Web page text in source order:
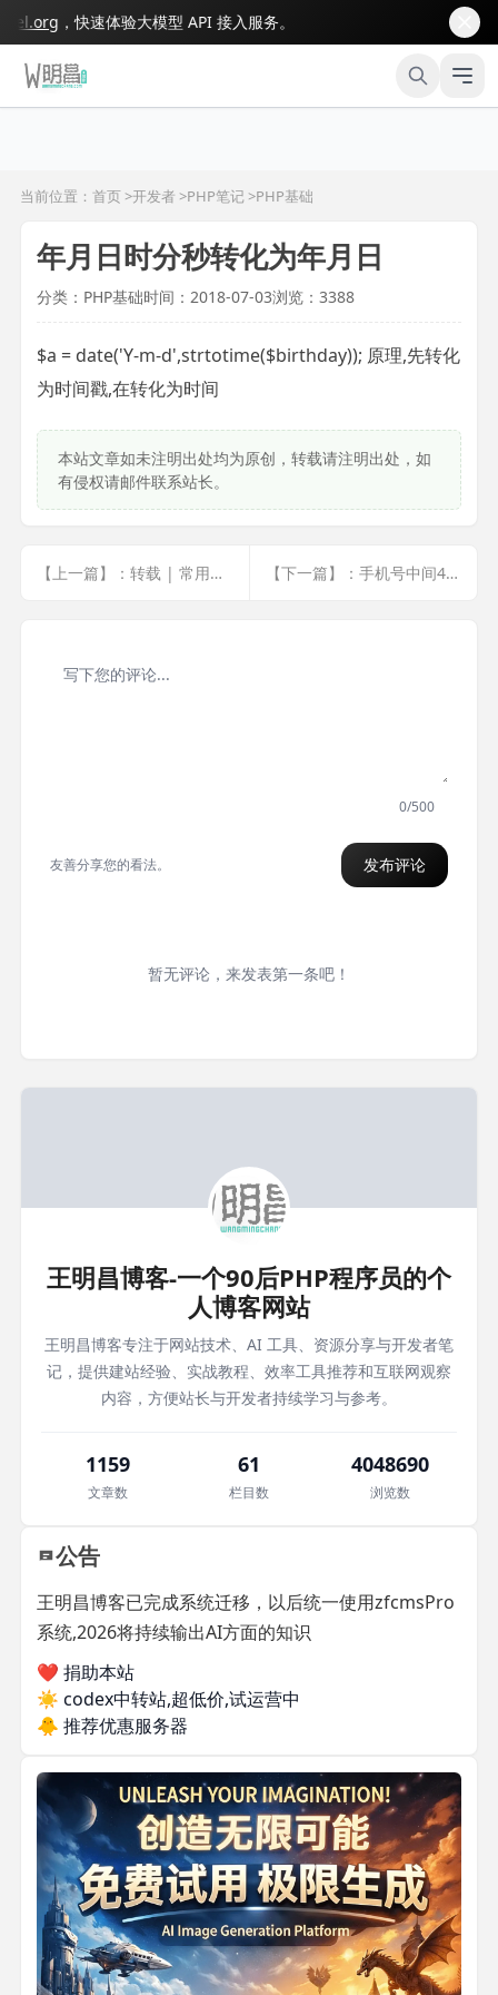
，快速体验大模型 API 接入服务。
当前位置：首页 >开发者 >PHP笔记>PHP基础
年月日时分秒转化为年月日
分类：PHP基础时间：2018-07-03浏览：3388
$a = date('Y-m-d',strtotime($birthday)); 原理,先转化
为时间戳,在转化为时间
本站文章如未注明出处均为原创，转载请注明出处，如
有侵权请邮件联系站长。
【上一篇】：转载 | 常用的header头部定义汇总 【下一篇】：手机号中间4位用星号替换
0/500
友善分享您的看法。 发布评论
暂无评论，来发表第一条吧！
王明昌博客-一个90后PHP程序员的个
人博客网站
王明昌博客专注于网站技术、AI 工具、资源分享与开发者笔
记，提供建站经验、实战教程、效率工具推荐和互联网观察
内容，方便站长与开发者持续学习与参考。
1159
文章数
61
栏目数
4048690
浏览数
公告
王明昌博客已完成系统迁移，以后统一使用zfcmsPro
系统,2026将持续输出AI方面的知识
❤️ 捐助本站
☀️ codex中转站,超低价,试运营中
🐥 推荐优惠服务器